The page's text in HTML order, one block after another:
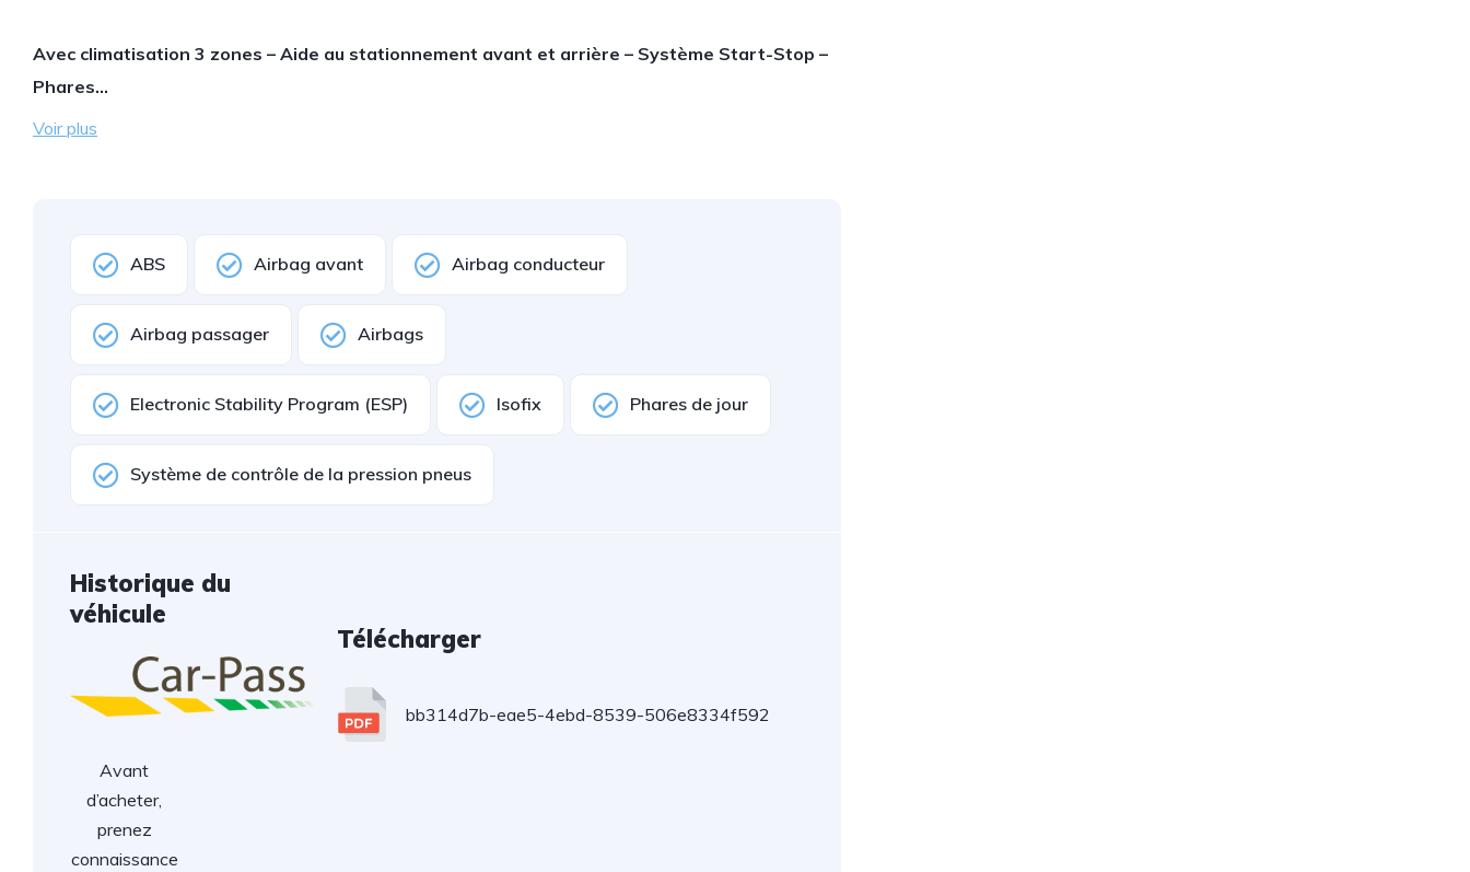
Avec climatisation 3 zones – Aide au stationnement avant et arrière – Système Start-Stop –
Phares…
Voir plus
ABS Airbag avant Airbag conducteur
Airbag passager Airbags
Electronic Stability Program (ESP) Isofix Phares de jour
Système de contrôle de la pression pneus
Historique du
véhicule
Avant
d’acheter,
prenez
connaissance
Télécharger
bb314d7b-eae5-4ebd-8539-506e8334f592